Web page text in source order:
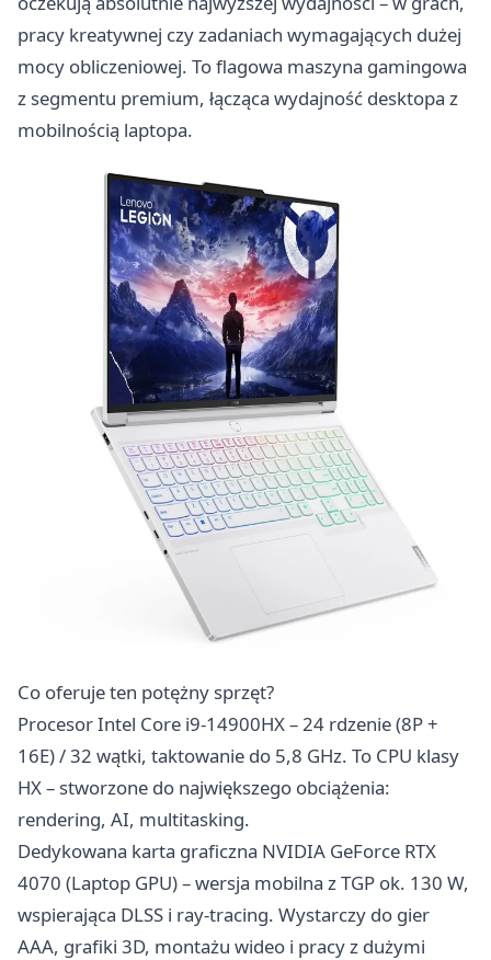
pracy kreatywnej czy zadaniach wymagających dużej
mocy obliczeniowej. To flagowa maszyna gamingowa
z segmentu premium, łącząca wydajność desktopa z
mobilnością laptopa.
Co oferuje ten potężny sprzęt?
Procesor Intel Core i9-14900HX – 24 rdzenie (8P +
16E) / 32 wątki, taktowanie do 5,8 GHz. To CPU klasy
HX – stworzone do największego obciążenia:
rendering, AI, multitasking.
Dedykowana karta graficzna NVIDIA GeForce RTX
4070 (Laptop GPU) – wersja mobilna z TGP ok. 130 W,
wspierająca DLSS i ray-tracing. Wystarczy do gier
AAA, grafiki 3D, montażu wideo i pracy z dużymi